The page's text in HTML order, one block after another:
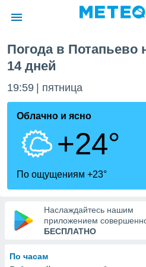
о
к этому
доступ
Погода в Потапьево
14 дней
19:59 пятница
Облачно и ясно
+24°
По ощущениям +23°
Наслаждайтесь нашим
приложением
БЕСПЛАТНО
По часам